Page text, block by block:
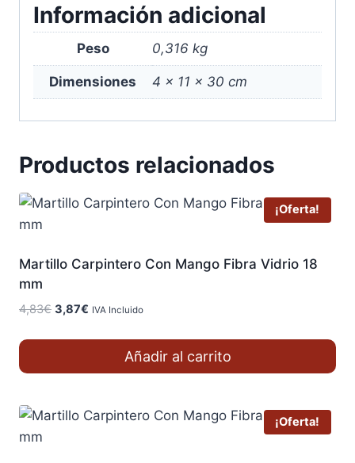
Información adicional
Peso 0,316 kg
Dimensiones 4 × 11 × 30 cm
Productos relacionados
¡Oferta!
Martillo Carpintero Con Mango Fibra Vidrio 18
mm
4,83€ El
3,87€ El
IVA Incluido
Añadir al carrito
¡Oferta!